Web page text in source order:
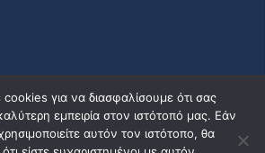
cookies για να διασφαλίσουμε ότι σας
εμπειρία στον ιστότοπό μας. Εάν
αυτόν τον ιστότοπο, θα